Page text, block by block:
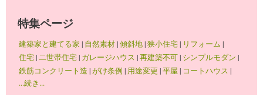
特集ページ
建築家と建てる家 | 自然素材|傾斜地|狭小住宅| リフォーム |
住宅|二世帯住宅| ガレージハウス |再建築不可| シンプルモダン |
鉄筋コンクリート造 |がけ条例 | 用途変更 |平屋 | コートハウス |
...続き...